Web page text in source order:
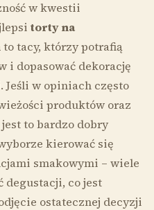
w kwestii
torty na
to tacy, którzy potrafią
i dopasować dekorację
Jeśli w opiniach często
produktów oraz
to bardzo dobry
kierować się
smakowymi – wiele
degustacji, co jest
ostatecznej decyzji